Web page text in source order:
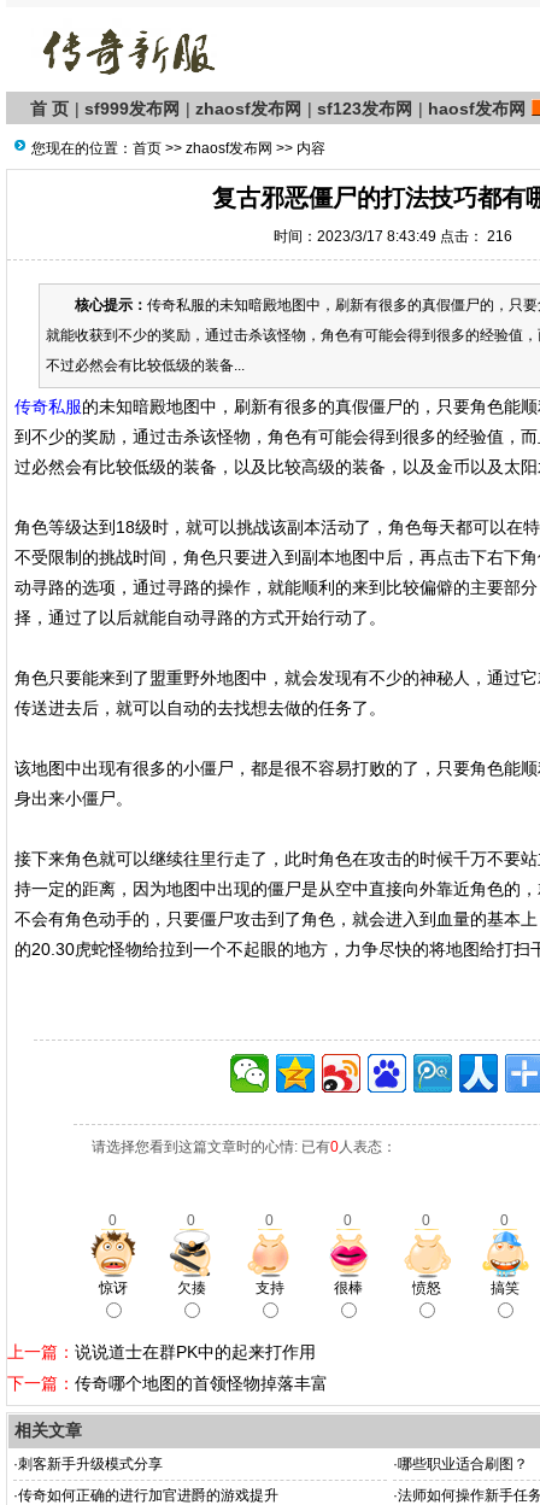
首 页 | sf999发布网 | zhaosf发布网 | sf123发布网 | haosf发布网
您现在的位置： 首页 >> zhaosf发布网 >> 内容
复古邪恶僵尸的打法技巧都有
时间：2023/3/17 8:43:49 点击： 216
核心提示： 传奇私服的未知暗殿地图中，刷新有很多的真假僵尸的，只
就能收获到不少的奖励，通过击杀该怪物，角色有可能会得到很多的经验值
不过必然会有比较低级的装备...
传奇私服的未知暗殿地图中，刷新有很多的真假僵尸的，只要角色能
到不少的奖励，通过击杀该怪物，角色有可能会得到很多的经验值，
过必然会有比较低级的装备，以及比较高级的装备，以及金币以及太
角色等级达到18级时，就可以挑战该副本活动了，角色每天都可以在
不受限制的挑战时间，角色只要进入到副本地图中后，再点击下右下
动寻路的选项，通过寻路的操作，就能顺利的来到比较偏僻的主要部
择，通过了以后就能自动寻路的方式开始行动了。
角色只要能来到了盟重野外地图中，就会发现有不少的神秘人，通过
传送进去后，就可以自动的去找想去做的任务了。
该地图中出现有很多的小僵尸，都是很不容易打败的了，只要角色能
身出来小僵尸。
接下来角色就可以继续往里行走了，此时角色在攻击的时候千万不要
持一定的距离，因为地图中出现的僵尸是从空中直接向外靠近角色的
不会有角色动手的，只要僵尸攻击到了角色，就会进入到血量的基本
的20.30虎蛇怪物给拉到一个不起眼的地方，力争尽快的将地图给打扫
请选择您看到这篇文章时的心情: 已有0人表态：
0 0 0 0 0 0
惊讶 欠揍 支持 很棒 愤怒 搞笑
上一篇： 说说道士在群PK中的起来打作用
下一篇： 传奇哪个地图的首领怪物掉落丰富
相关文章
·刺客新手升级模式分享 ·哪些职业适合刷图？
·传奇如何正确的进行加官进爵的游戏提升 ·法师如何操作新手任